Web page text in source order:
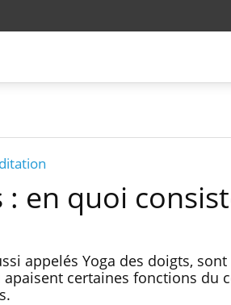
en quoi
appelés Yoga des doigts,
certaines fonctions du